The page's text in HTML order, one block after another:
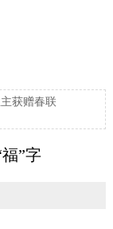
获赠春联
”字